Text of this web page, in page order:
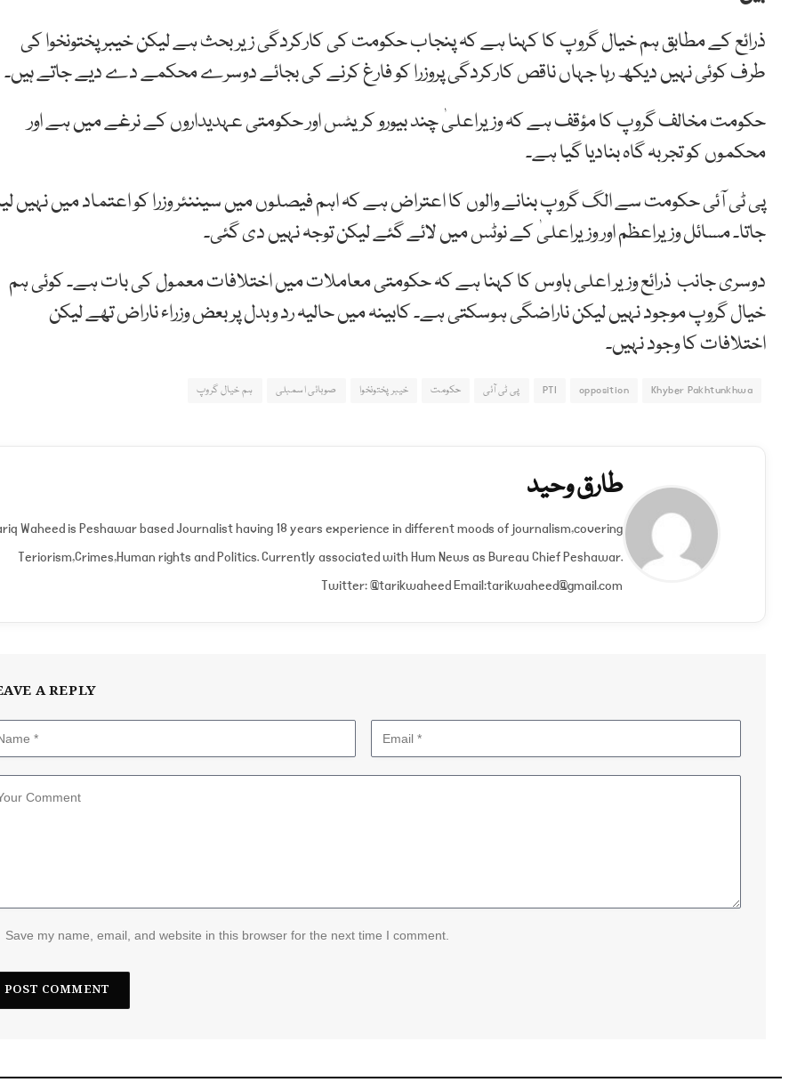
ذرائع کے مطابق ہم خیال گروپ کا کہنا ہے کہ پنجاب حکومت کی کارکردگی زیر بحث ہے لیکن خیبرپختونخوا کی
طرف کوئی نہیں دیکھ رہا جہاں ناقص کارکردگی پروزرا کو فارغ کرنے کی بجائے دوسرے محکمے دے دیے جاتے ہیں۔
حکومت مخالف گروپ کا مؤقف ہے کہ وزیراعلیٰ چند بیورو کریٹس اور حکومتی عہدیداروں کے نرغے میں ہے اور
محکموں کو تجربہ گاہ بنادیا گیا ہے۔
پی ٹی آئی حکومت سے الگ گروپ بنانے والوں کا اعتراض ہے کہ اہم فیصلوں میں سیننئر وزرا کو اعتماد میں نہیں
جاتا۔ مسائل وزیراعظم اور وزیراعلیٰ کے نوٹس میں لائے گئے لیکن توجہ نہیں دی گئی۔
دوسری جانب ذرائع وزیر اعلی ہاوس کا کہنا ہے کہ حکومتی معاملات میں اختلافات معمول کی بات ہے۔ کوئی ہم
خیال گروپ موجود نہیں لیکن ناراضگی ہوسکتی ہے۔ کابینہ میں حالیہ رد وبدل پر بعض وزراء ناراض تھے لیکن
اختلافات کا وجود نہیں۔
Khyber Pakhtunkhwa
opposition
PTI پی ٹی آئی حکومت خیبرپختونخوا صوبائی اسمبلی ہم خیال گروپ
طارق وحید
Waheed is Peshawar based Journalist having 18 years experience in different moods of journalism,covering
Teriorism,Crimes,Human rights and Politics. Currently associated with Hum News as Bureau Chief Peshawar.
Twitter: @tarikwaheed Email:tarikwaheed@gmail.com
A REPLY
Save my name, email, and website in this browser for the next time I comment.